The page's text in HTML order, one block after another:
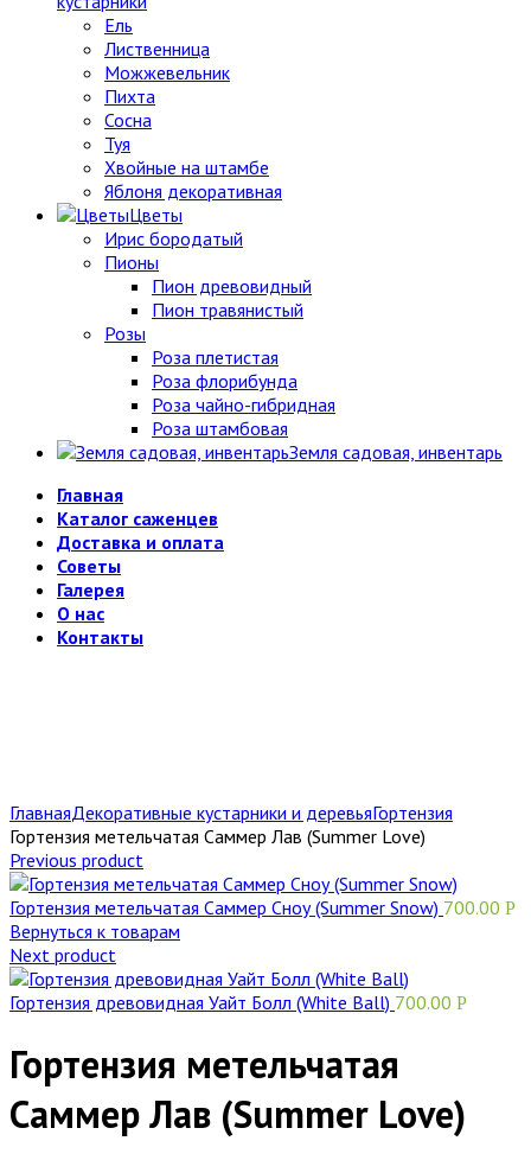
Ель
Лиственница
Можжевельник
Пихта
Сосна
Туя
Хвойные на штамбе
Яблоня декоративная
Цветы
Ирис бородатый
Пионы
Пион древовидный
Пион травянистый
Розы
Роза плетистая
Роза флорибунда
Роза чайно-гибридная
Роза штамбовая
Земля садовая, инвентарь
Главная
Каталог саженцев
Доставка и оплата
Советы
Галерея
О нас
Контакты
ГлавнаяДекоративные кустарники и деревьяГортензия
Гортензия метельчатая Саммер Лав (Summer Love)
Previous product
Гортензия метельчатая Саммер Сноу (Summer Snow) 700.00 Р
Вернуться к товарам
Next product
Гортензия древовидная Уайт Болл (White Ball) 700.00 Р
Гортензия метельчатая
Саммер Лав (Summer Love)